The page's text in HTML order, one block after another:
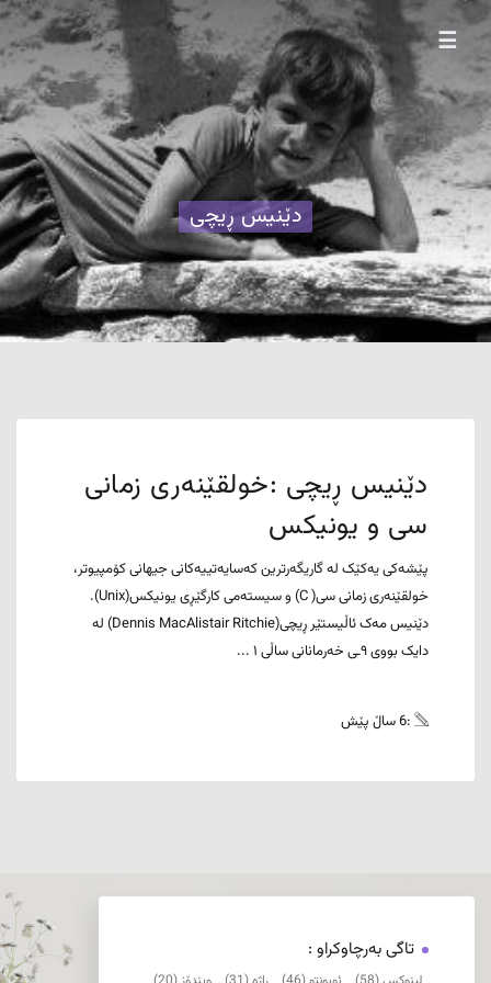
☰
دێنیس ڕیچی
دێنیس ڕیچی :خولقێنەری زمانی
سی و یونیکس
پێشەکی یەکێک لە گاریگەرترین کەسایەتییەکانی جیهانی کۆمپیوتر،
خولقێنەری زمانی سی( C) و سیستەمی کارگێڕی یونیکس(Unix).
دێنیس مەک ئاڵیستێر ڕیچی(Dennis MacAlistair Ritchie) لە
دایک بووی ٩ـی خەرمانانی ساڵی ١ ...
:6 ساڵ پێش
تاگی بەرچاوکراو :